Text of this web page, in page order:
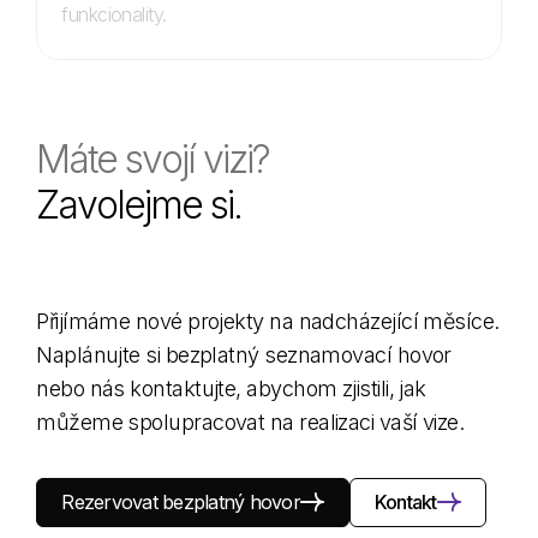
funkcionality.
Máte svojívizi?
Zavolejmesi.
Přijímáme nové projekty na nadcházející měsíce.
Naplánujte si bezplatný seznamovací hovor
nebo nás kontaktujte, abychom zjistili, jak
můžeme spolupracovat na realizaci vaší vize.
Rezervovat bezplatný hovor Kontakt